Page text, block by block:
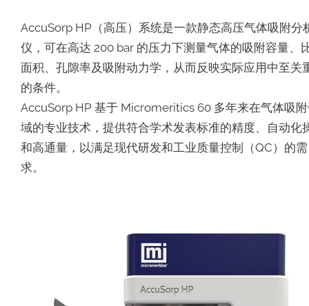
AccuSorp HP（高压）系统是一款静态高压气体吸附分
仪，可在高达 200 bar 的压力下测量气体的吸附容量、
面积、孔隙率及吸附动力学，从而反映实际应用中至关
的条件。
AccuSorp HP 基于 Micromeritics 60 多年来在气体吸
域的专业技术，提供符合学术发表标准的精度、自动化
和高通量，以满足现代研发和工业质量控制（QC）的需
求。